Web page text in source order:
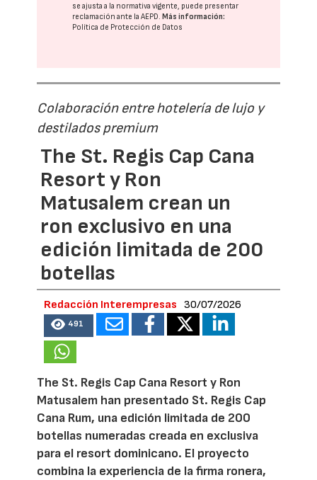
se ajusta a la normativa vigente, puede presentar
reclamación ante laAEPD. Más información:
Política de Protección de Datos
Colaboración entre hotelería de lujo y
destilados premium
The St. Regis Cap Cana
Resort y Ron
Matusalem crean un
ron exclusivo en una
edición limitada de 200
botellas
Redacción Interempresas 30/07/2026
491
The St. Regis Cap Cana Resort y Ron
Matusalem han presentado St. Regis Cap
Cana Rum, una edición limitada de 200
botellas numeradas creada en exclusiva
para el resort dominicano. El proyecto
combina la experiencia de la firma ronera,